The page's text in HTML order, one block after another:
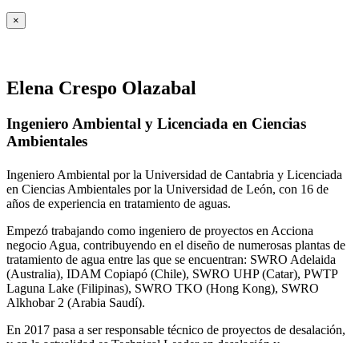
×
Elena Crespo Olazabal
Ingeniero Ambiental y Licenciada en Ciencias
Ambientales
Ingeniero Ambiental por la Universidad de Cantabria y Licenciada
en Ciencias Ambientales por la Universidad de León, con 16 de
años de experiencia en tratamiento de aguas.
Empezó trabajando como ingeniero de proyectos en Acciona
negocio Agua, contribuyendo en el diseño de numerosas plantas de
tratamiento de agua entre las que se encuentran: SWRO Adelaida
(Australia), IDAM Copiapó (Chile), SWRO UHP (Catar), PWTP
Laguna Lake (Filipinas), SWRO TKO (Hong Kong), SWRO
Alkhobar 2 (Arabia Saudí).
En 2017 pasa a ser responsable técnico de proyectos de desalación,